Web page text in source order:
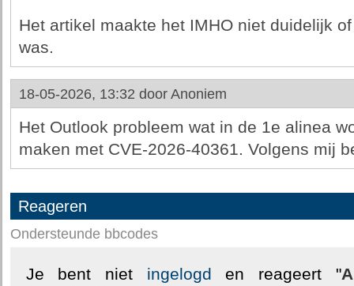
Het artikel maakte het IMHO niet duidelijk
was.
18-05-2026, 13:32 door Anoniem
Het Outlook probleem wat in de 1e alinea
maken met CVE-2026-40361. Volgens mij
Reageren
Ondersteunde bbcodes
Je bent niet ingelogd en reageert "